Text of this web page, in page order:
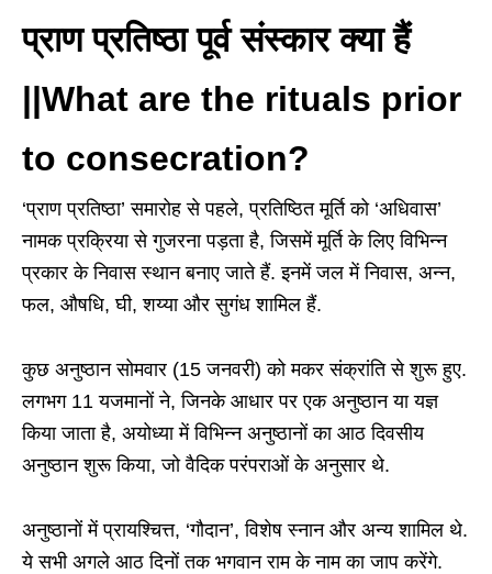
प्राण प्रतिष्ठा पूर्व संस्कार क्या हैं
||What are the rituals prior
to consecration?
‘प्राण प्रतिष्ठा’ समारोह से पहले, प्रतिष्ठित मूर्ति को ‘अधिवास’
नामक प्रक्रिया से गुजरना पड़ता है, जिसमें मूर्ति के लिए विभिन्न
प्रकार के निवास स्थान बनाए जाते हैं. इनमें जल में निवास, अन्न,
फल, औषधि, घी, शय्या और सुगंध शामिल हैं.
कुछ अनुष्ठान सोमवार (15 जनवरी) को मकर संक्रांति से शुरू हुए.
लगभग 11 यजमानों ने, जिनके आधार पर एक अनुष्ठान या यज्ञ
किया जाता है, अयोध्या में विभिन्न अनुष्ठानों का आठ दिवसीय
अनुष्ठान शुरू किया, जो वैदिक परंपराओं के अनुसार थे.
अनुष्ठानों में प्रायश्चित्त, ‘गौदान’, विशेष स्नान और अन्य शामिल थे.
ये सभी अगले आठ दिनों तक भगवान राम के नाम का जाप करेंगे.